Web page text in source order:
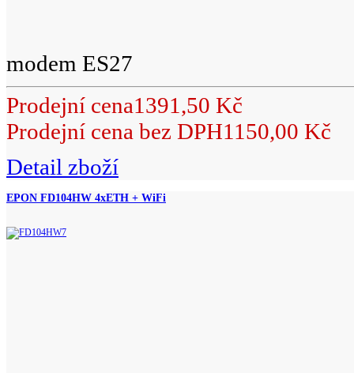
modem ES27
Prodejní cena1391,50 Kč
Prodejní cena bez DPH1150,00 Kč
Detail zboží
EPON FD104HW 4xETH + WiFi